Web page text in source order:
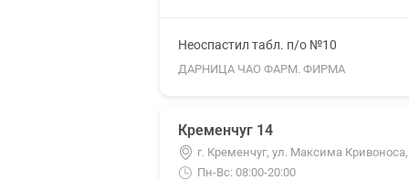
Неоспастил табл. п/о №10
ДАРНИЦА ЧАО ФАРМ. ФИРМА
Кременчуг 14
г. Кременчуг, ул. Максима
Пн-Вс: 08:00-20:00